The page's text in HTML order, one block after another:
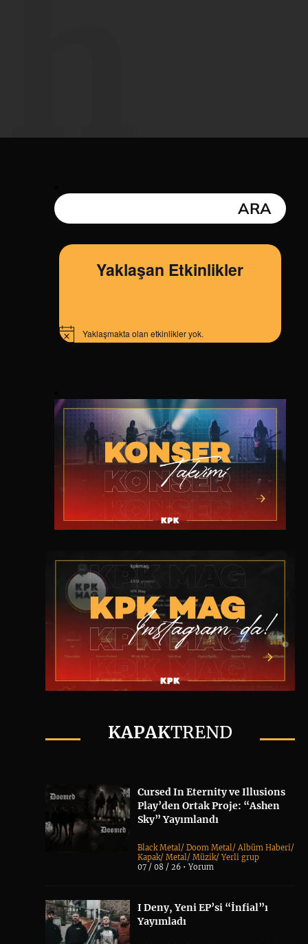
Yaklaşan Etkinlikler
Notice Yaklaşmakta olan etkinlikler yok.
KAPAKTREND
Cursed In Eternity ve Illusions
Play’den Ortak Proje: “Ashen
Sky” Yayımlandı
Black Metal/Doom Metal/Albüm Haberi/
Kapak/Metal/Müzik/Yerli grup
07 / 08 / 26 •Yorum
I Deny, Yeni EP’si “İnfial”ı
Yayımladı